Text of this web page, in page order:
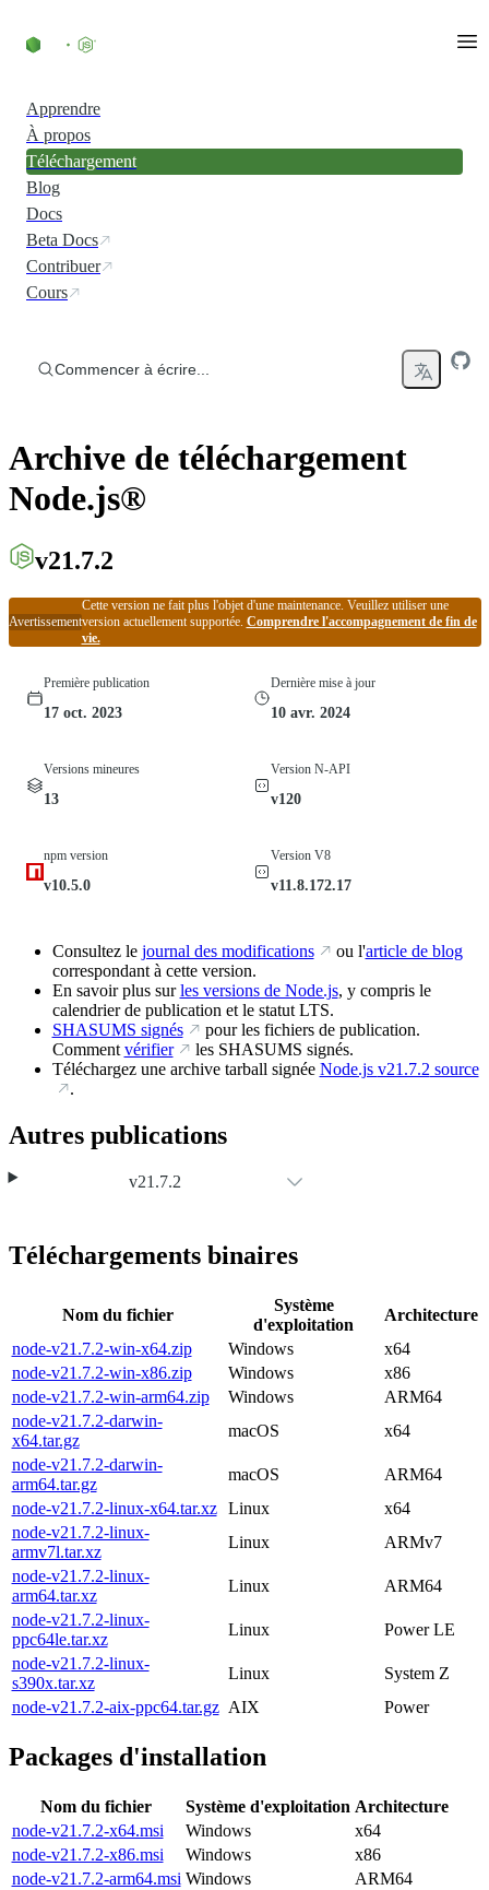
Apprendre
À propos
Téléchargement
Blog
Docs
Beta Docs
Contribuer
Cours
Commencer à écrire...
Archive de téléchargement
Node.js®
v21.7.2
Avertissement
Cette version ne fait plus l'objet d'une maintenance. Veuillez utiliser une
version actuellement supportée. Comprendre l'accompagnement de fin de
vie.
Première publication
17 oct. 2023
Dernière mise à jour
10 avr. 2024
Versions mineures
13
Version N-API
v120
npm version
v10.5.0
Version V8
v11.8.172.17
Consultez le journal des modifications ou l'article de blog
correspondant à cette version.
En savoir plus surles versions de Node.js, y compris le
calendrier de publication et le statut LTS.
SHASUMS signés
pour les fichiers de publication.
Comment vérifier
les SHASUMS signés.
Téléchargez une archive tarball signée Node.js v21.7.2 source
.
Autres publications
v21.7.2
Téléchargements binaires
Nom du fichier
Système
d'exploitation
Architecture
node-v21.7.2-win-x64.zip
Windows
x64
node-v21.7.2-win-x86.zip
Windows
x86
node-v21.7.2-win-arm64.zip
Windows
ARM64
node-v21.7.2-darwin-
x64.tar.gz
macOS
x64
node-v21.7.2-darwin-
arm64.tar.gz
macOS
ARM64
node-v21.7.2-linux-x64.tar.xz
Linux
x64
node-v21.7.2-linux-
armv7l.tar.xz
Linux
ARMv7
node-v21.7.2-linux-
arm64.tar.xz
Linux
ARM64
node-v21.7.2-linux-
ppc64le.tar.xz
Linux
Power LE
node-v21.7.2-linux-
s390x.tar.xz
Linux
System Z
node-v21.7.2-aix-ppc64.tar.gz AIX Power
Packages d'installation
Nom du fichier Système d'exploitation Architecture
node-v21.7.2-x64.msi
Windows
x64
node-v21.7.2-x86.msi
Windows
x86
node-v21.7.2-arm64.msi Windows
ARM64